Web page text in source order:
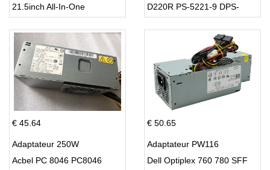
21.5inch All-In-One
D220R PS-5221-9 DPS-
€ 45.64
Adaptateur 250W
Acbel PC 8046 PC8046
€ 50.65
Adaptateur PW116
Dell Optiplex 760 780 SFF